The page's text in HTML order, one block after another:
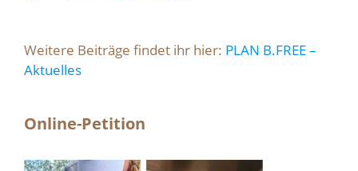
Weitere Beiträge findet ihr hier: PLAN B.FREE –
Aktuelles
Online-Petition